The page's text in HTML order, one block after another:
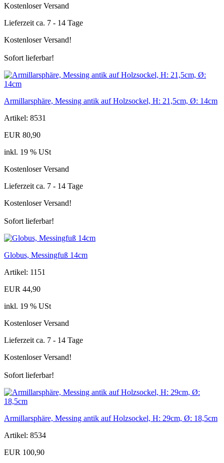
Kostenloser Versand
Lieferzeit ca. 7 - 14 Tage
Kostenloser Versand!
Sofort lieferbar!
Armillarsphäre, Messing antik auf Holzsockel, H: 21,5cm, Ø: 14cm
Artikel: 8531
EUR 80,90
inkl. 19 % USt
Kostenloser Versand
Lieferzeit ca. 7 - 14 Tage
Kostenloser Versand!
Sofort lieferbar!
Globus, Messingfuß 14cm
Artikel: 1151
EUR 44,90
inkl. 19 % USt
Kostenloser Versand
Lieferzeit ca. 7 - 14 Tage
Kostenloser Versand!
Sofort lieferbar!
Armillarsphäre, Messing antik auf Holzsockel, H: 29cm, Ø: 18,5cm
Artikel: 8534
EUR 100,90